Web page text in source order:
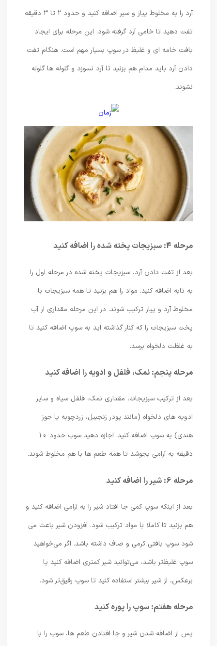
آرد را به مخلوط پیاز و سیر اضافه کنید و حدود ۲ تا ۳ دقیقه
تفت دهید تا خامی آرد گرفته شود. این مرحله برای ایجاد
بافت خامه ای و غلیظ در سوپ بسیار مهم است. هنگام تفت
دادن آرد باید مدام هم بزنید تا آرد نسوزد و گلوله ها گلوله
مرحله 4: سبزیجات پخته شده را اضافه کنید
بعد از تفت دادن آرد، سبزیجات پخته شده در مرحله اول را
به تابه اضافه کنید. مواد را هم بزنید تا همه سبزیجات با
مخلوط آرد و پیاز ترکیب شوند. در این مرحله مقداری از آب
پخت سبزیجات را که کنار گذاشته اید به سوپ اضافه کنید تا
به غلظت دلخواه برسد.
مرحله پنجم: نمک، فلفل و ادویه را اضافه کنید
بعد از ترکیب سبزیجات، مقداری نمک، فلفل سیاه و سایر
ادویه های دلخواه (مانند پودر زنجبیل، زردچوبه یا جوز
هندی) به سوپ اضافه کنید. اجازه دهید سوپ حدود 10
دقیقه به آرامی بجوشد تا همه طعم ها با هم مخلوط شوند.
مرحله 6: شیر را اضافه کنید
بعد از اینکه سوپ کمی جا افتاد شیر را به آرامی اضافه کنید و
هم بزنید تا کاملا با مواد ترکیب شود. افزودن شیر باعث می
شود سوپ بافتی کرمی و صاف داشته باشد. اگر می‌خواهید
سوپ غلیظ‌تر باشد، می‌توانید شیر کمتری اضافه کنید یا
برعکس، از شیر بیشتر استفاده کنید تا سوپ رقیق‌تر شود.
مرحله هفتم: سوپ را پوره کنید
پس از اضافه شدن شیر و جا افتادن طعم ها، سوپ را با